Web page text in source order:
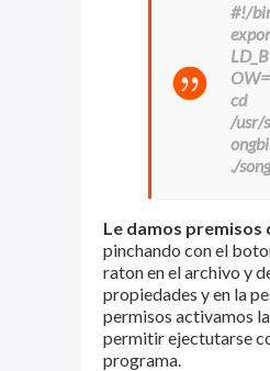
#!/
cd
/usr/
./
Le damos premisos
pinchando con el
raton en el archivo y
propiedades y en la
permisos activamos
permitir ejectutarse
programa.